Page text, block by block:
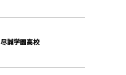
尽誠学園高校